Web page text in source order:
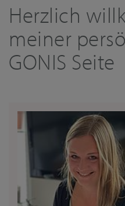
Herzlich
meiner
GONIS Seite